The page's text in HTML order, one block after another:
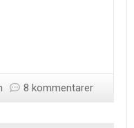
8 kommentarer